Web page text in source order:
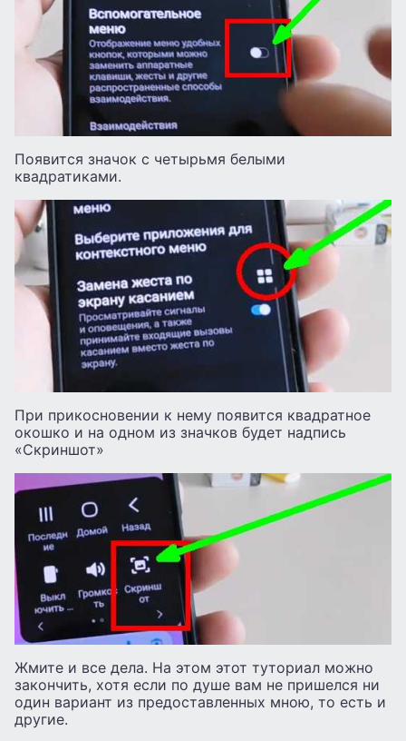
Появится значок с четырьмя белыми
квадратиками.
При прикосновении к нему появится квадратное
окошко и на одном из значков будет надпись
«Скриншот»
Жмите и все дела. На этом этот туториал можно
закончить, хотя если по душе вам не пришелся ни
один вариант из предоставленных мною, то есть и
другие.